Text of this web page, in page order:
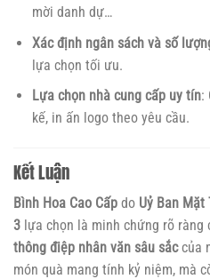
mời danh dự…
Xác định ngân sách và số
lựa chọn tối ưu.
Lựa chọn nhà cung cấp uy tín:
kế, in ấn logo theo yêu cầu.
Kết Luận
Bình Hoa Cao Cấp do Uỷ Ban Mặt
3 lựa chọn là minh chứng rõ ràng
thông điệp nhân văn sâu sắccủa
món quà mang tính kỷ niệm, mà